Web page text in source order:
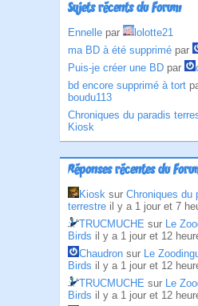
Sujets récents du Forum
Ennelle par
lolotte21
ma BD à été supprimé par
Puis-je créer une BD par
bd encore supprimé à tort
boudu113
Chroniques du paradis
Kiosk
Réponses récentes du
Kiosk sur Chroniques du
terrestre il y a 1 jour et 7
TRUCMUCHE sur Le
Birds il y a 1 jour et 12
Chaudron sur Le
Birds il y a 1 jour et 12
TRUCMUCHE sur Le
Birds il y a 1 jour et 12